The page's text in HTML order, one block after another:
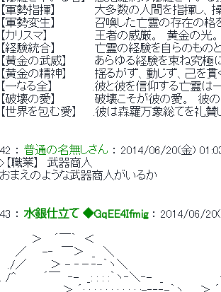
【軍勢指揮】　　　 　 大多数の人間を指揮し
【軍勢変生】　　 　　 召喚した亡霊の存在の
【カリスマ】　　　 　　 王者の威厳。　黄金の
【経験統合】　　 　　 亡霊の経験を自らのも
【黄金の武威】　　　 あらゆる経験を束ね究
【黄金の精神】　　　 揺るがず、動じず、己
【一なる全】　　　　　.彼と彼を信仰する亡霊
【破壊の愛】　　　 　 破壊こそが彼の愛。　
【世界を包む愛】　　.彼は森羅万象総てを礼
42 ： 普通の名無しさん ： 2014/06/20(金)
>【職業】　武器商人
おまえのような武器商人がいるか
43 ： 水銀仕立て ◆GqEE4Ifmig ： 2014/06/20(
＞　 ´￣｀　＜
／　　-‐　￣＞　_　＼
./／　　　＞ - ‐－‐-｀ヽ＼
. /^　　　 ´￣　‐-　_: : : :｀ヽ‐＼‐-　_　 　 　 　